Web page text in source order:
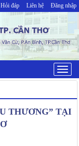
Hỏi đáp Liên hệ Đăng nhập
THƯƠNG” TẠI